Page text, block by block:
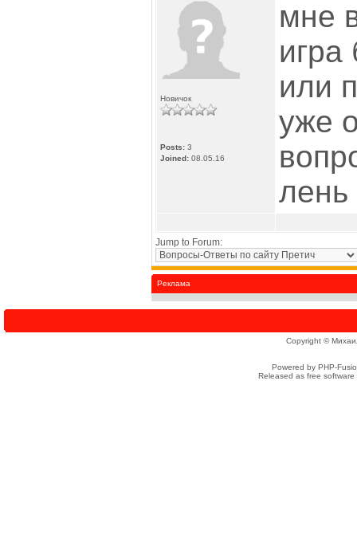
Новичок
Posts: 3
Joined: 08.05.16
мне
игра
или
уже
лень
Jump to Forum:
Реклама
Copyright ©
Powered by PHP-
Released as free